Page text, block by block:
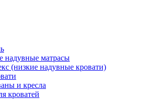
надувные матрасы
(низкие надувные кровати)
и кресла
кроватей